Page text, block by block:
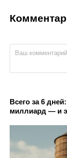
Всего за 6
миллиард — и